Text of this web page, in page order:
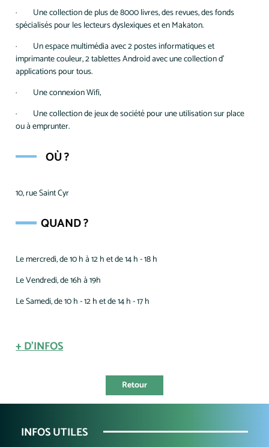
· Une collection de plus de 8000 livres, des revues, des fonds
spécialisés pour les lecteurs dyslexiques et en Makaton.
· Un espace multimédia avec 2 postes informatiques et
imprimante couleur, 2 tablettes Android avec une collection d'
applications pour tous.
· Une connexion Wifi,
· Une collection de jeux de société pour une utilisation sur place
ou à emprunter.
OÙ ?
10, rue Saint Cyr
QUAND ?
Le mercredi, de 10 h à 12 h et de 14 h - 18 h
Le Vendredi, de 16h à 19h
Le Samedi, de 10 h - 12 h et de 14 h - 17 h
+ D'INFOS
Retour
INFOS UTILES